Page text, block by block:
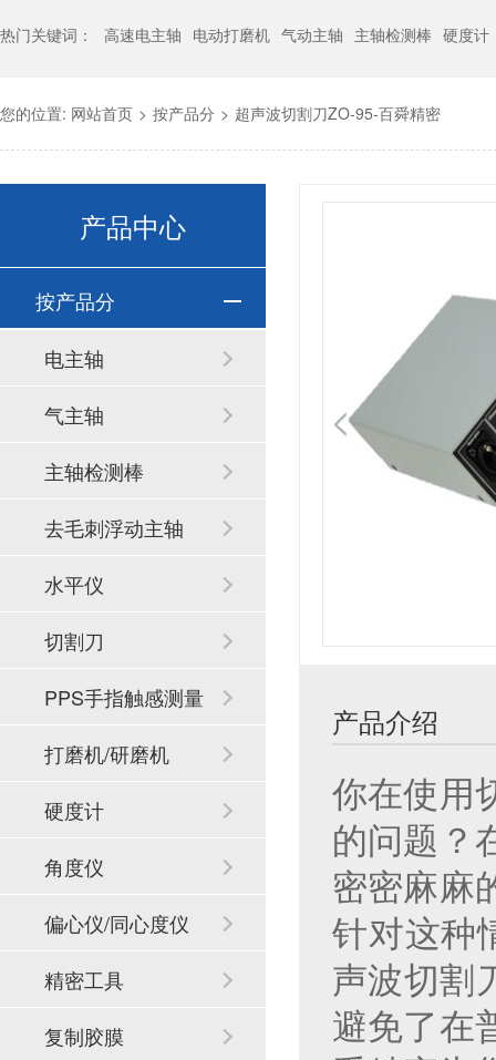
热门关键词： 高速电主轴 电动打磨机 气动主轴 主轴检测棒 硬度计
您的位置: 网站首页 > 按产品分 > 超声波切割刀ZO-95-百舜精密
产品介绍
你在使用
的问题？
密密麻麻
针对这种
声波切割
避免了在
产品中心
按产品分
电主轴
气主轴
主轴检测棒
去毛刺浮动主轴
水平仪
切割刀
PPS手指触感测量
系统
打磨机/研磨机
硬度计
角度仪
偏心仪/同心度仪
精密工具
复制胶膜